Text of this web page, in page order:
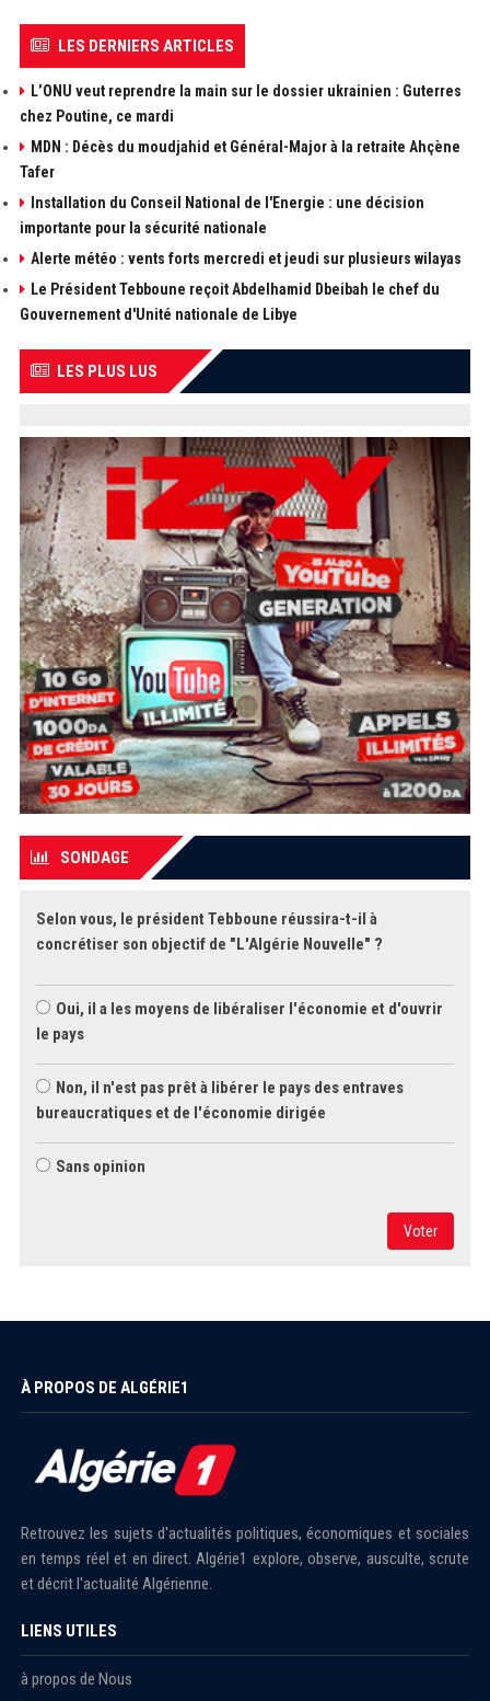
LES DERNIERS ARTICLES
L’ONU veut reprendre la main sur le dossier ukrainien : Guterres
chez Poutine, ce mardi
MDN : Décès du moudjahid et Général-Major à la retraite Ahçène
Tafer
Installation du Conseil National de l'Energie : une décision
importante pour la sécurité nationale
Alerte météo : vents forts mercredi et jeudi sur plusieurs wilayas
Le Président Tebboune reçoit Abdelhamid Dbeibah le chef du
Gouvernement d'Unité nationale de Libye
LES PLUS LUS
SONDAGE
Selon vous, le président Tebboune réussira-t-il à
concrétiser son objectif de "L'Algérie Nouvelle" ?
Oui, il a les moyens de libéraliser l'économie et d'ouvrir
le pays
Non, il n'est pas prêt à libérer le pays des entraves
bureaucratiques et de l'économie dirigée
Sans opinion
Voter
À PROPOS DE ALGÉRIE1
Retrouvez les sujets d'actualités politiques, économiques et sociales
en temps réel et en direct. Algérie1 explore, observe, ausculte, scrute
et décrit l'actualité Algérienne.
LIENS UTILES
à propos de Nous